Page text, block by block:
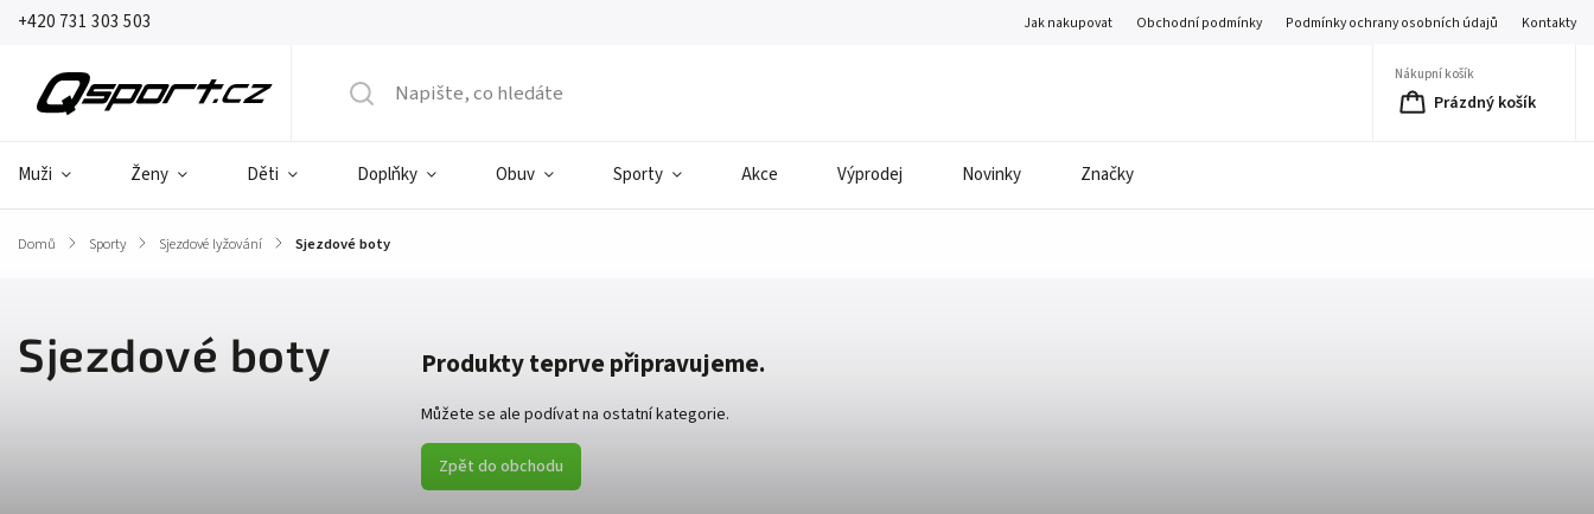
+420 731 303 503 Jak nakupovat Obchodní podmínky Podmínky ochrany osobních údajů Kontakty
Nákupní košík
Prázdný košík
Muži Ženy Děti Doplňky Obuv Sporty Akce Výprodej Novinky Značky
Domů / Sporty / Sjezdové lyžování / Sjezdové boty
Sjezdové boty Produkty teprve připravujeme.
Můžete se ale podívat na ostatní kategorie.
Zpět do obchodu